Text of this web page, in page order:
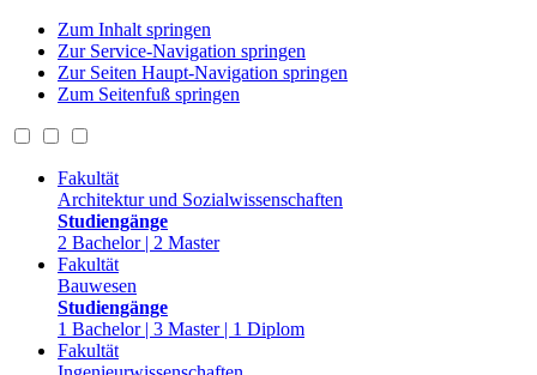
Zum Inhalt springen
Zur Service-Navigation springen
Zur Seiten Haupt-Navigation springen
Zum Seitenfuß springen
Fakultät
Architektur und Sozialwissenschaften
Studiengänge
2 Bachelor | 2 Master
Fakultät
Bauwesen
Studiengänge
1 Bachelor | 3 Master | 1 Diplom
Fakultät